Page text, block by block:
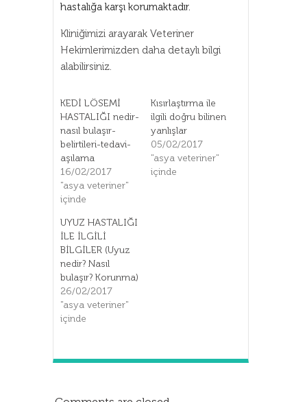
hastalığa karşı korumaktadır.
Kliniğimizi arayarak Veteriner
Hekimlerimizden daha detaylı bilgi
alabilirsiniz.
KEDİ LÖSEMİ
HASTALIĞI nedir-
nasıl bulaşır-
belirtileri-tedavi-
aşılama
16/02/2017
"asya veteriner"
içinde
Kısırlaştırma ile
ilgili doğru bilinen
yanlışlar
05/02/2017
"asya veteriner"
içinde
UYUZ HASTALIĞI
İLE İLGİLİ
BİLGİLER (Uyuz
nedir? Nasıl
bulaşır? Korunma)
26/02/2017
"asya veteriner"
içinde